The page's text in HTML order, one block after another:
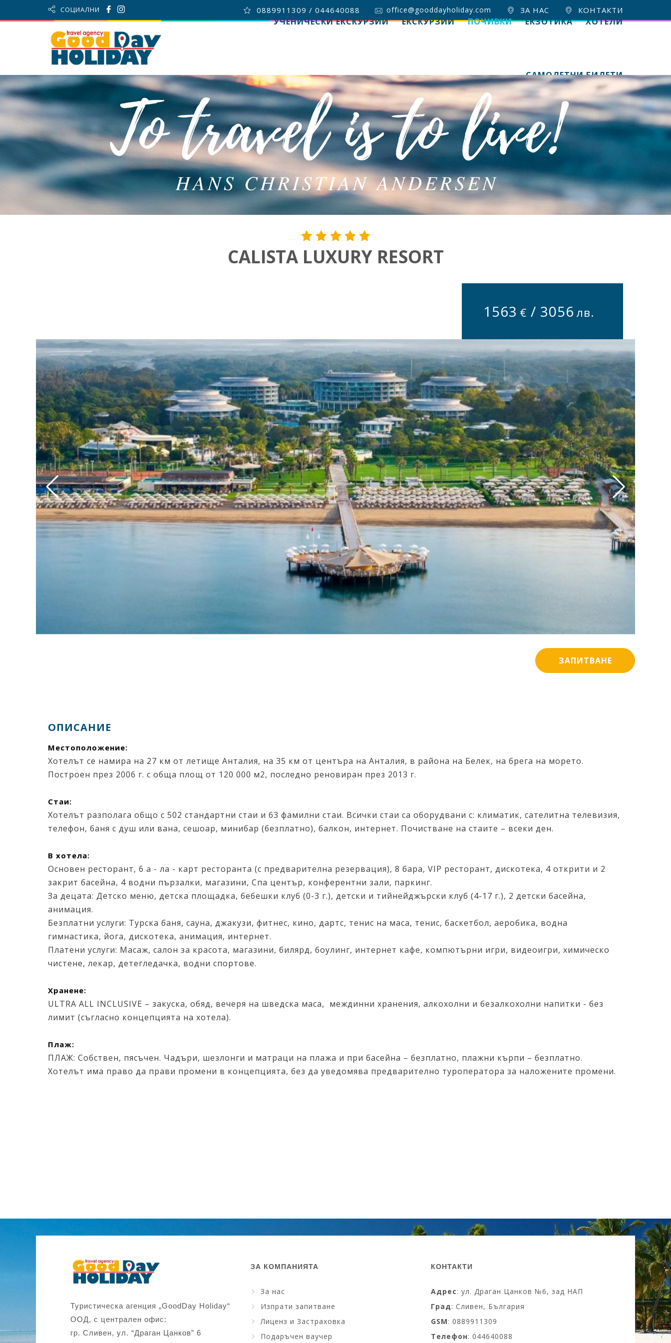
СОЦИАЛНИ 0889911309 / 044640088 office@gooddayholiday.com ЗА НАС КОНТАКТИ
УЧЕНИЧЕСКИ ЕКСКУРЗИИ ЕКСКУРЗИИ ПОЧИВКИ ЕКЗОТИКА ХОТЕЛИ
САМОЛЕТНИ БИЛЕТИ
CALISTA LUXURY RESORT
1563 € / 3056 лв.
ЗАПИТВАНЕ
ОПИСАНИЕ
Местоположение:
Хотелът се намира на 27 км от летище Анталия, на 35 км от центъра на Анталия, в района на Белек, на брега на морето.
Построен през 2006 г. с обща площ от 120 000 м2, последно реновиран през 2013 г.
Стаи:
Хотелът разполага общо с 502 стандартни стаи и 63 фамилни стаи. Всички стаи са оборудвани с: климатик, сателитна телевизия,
телефон, баня с душ или вана, сешоар, минибар (безплатно), балкон, интернет. Почистване на стаите – всеки ден.
В хотела:
Основен ресторант, 6 а - ла - карт ресторанта (с предварителна резервация), 8 бара, VIP ресторант, дискотека, 4 открити и 2
закрит басейна, 4 водни пързалки, магазини, Спа център, конферентни зали, паркинг.
За децата: Детско меню, детска площадка, бебешки клуб (0-3 г.), детски и тийнейджърски клуб (4-17 г.), 2 детски басейна,
анимация.
Безплатни услуги: Турска баня, сауна, джакузи, фитнес, кино, дартс, тенис на маса, тенис, баскетбол, аеробика, водна
гимнастика, йога, дискотека, анимация, интернет.
Платени услуги: Масаж, салон за красота, магазини, билярд, боулинг, интернет кафе, компютърни игри, видеоигри, химическо
чистене, лекар, детегледачка, водни спортове.
Хранене:
ULTRA ALL INCLUSIVE – закуска, обяд, вечеря на шведска маса, междинни хранения, алкохолни и безалкохолни напитки - без
лимит (съгласно концепцията на хотела).
Плаж:
ПЛАЖ: Собствен, пясъчен. Чадъри, шезлонги и матраци на плажа и при басейна – безплатно, плажни кърпи – безплатно.
Хотелът има право да прави промени в концепцията, без да уведомява предварително туроператора за наложените промени.
Туристическа агенция „GoodDay Holiday“
ООД, с централен офис:
гр. Сливен, ул. “Драган Цанков” 6
ЗА КОМПАНИЯТА
За нас
Изпрати запитване
Лиценз и Застраховка
Подаръчен ваучер
КОНТАКТИ
Адрес: ул. Драган Цанков №6, зад НАП
Град: Сливен, България
GSM: 0889911309
Телефон: 044640088